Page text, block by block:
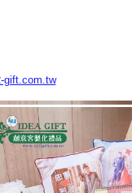
gift.com.tw